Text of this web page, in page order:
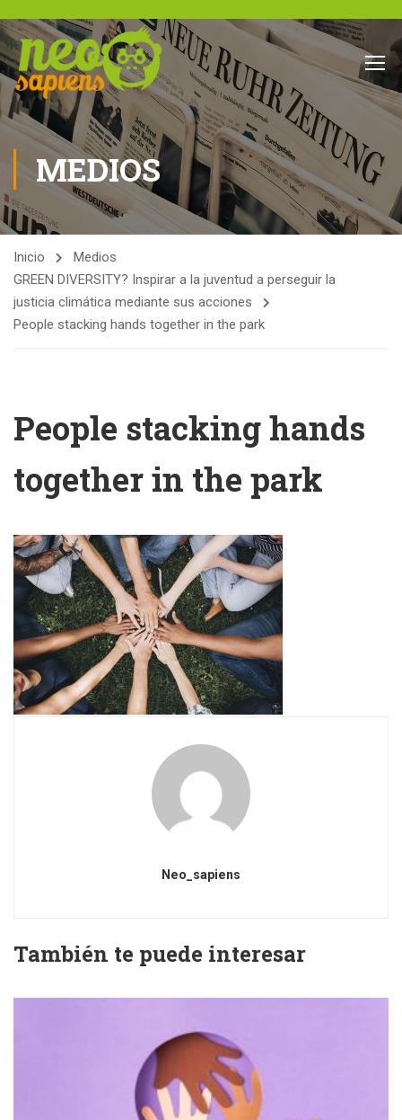
MEDIOS
Inicio
Medios
GREEN DIVERSITY? Inspirar a la juventud a perseguir la
justicia climática mediante sus acciones
People stacking hands together in the park
People stacking hands
together in the park
Neo_sapiens
También te puede interesar